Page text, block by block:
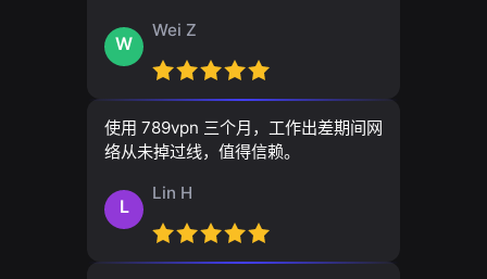
W
Wei Z
使用 789vpn 三个月，工作出差期间网
络从未掉过线，值得信赖。
L
Lin H